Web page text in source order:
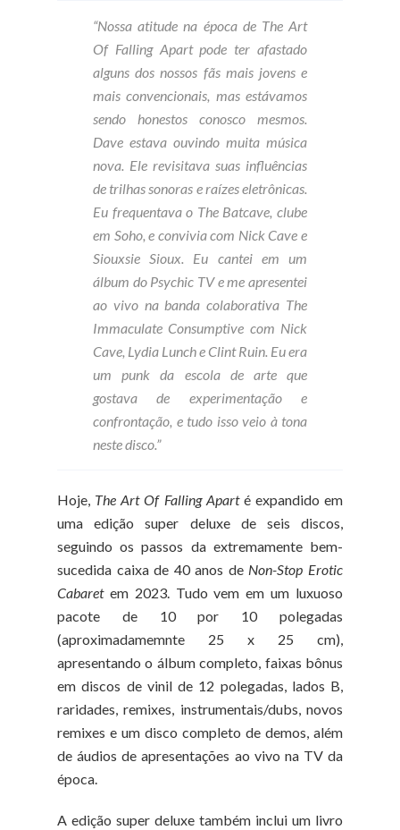
“Nossa atitude na época de The Art
Of Falling Apartpode ter afastado
alguns dos nossos fãs mais jovens e
mais convencionais, mas estávamos
sendo honestos conosco mesmos.
Dave estava ouvindo muita música
nova. Ele revisitava suas influências
de trilhas sonoras e raízes eletrônicas.
Eu frequentava o The Batcave, clube
em Soho, e convivia com Nick Cave e
Siouxsie Sioux. Eu cantei em um
álbum do Psychic TV e me apresentei
ao vivo na banda colaborativa The
Immaculate Consumptive com Nick
Cave, Lydia Lunch e Clint Ruin. Eu era
um punk da escola de arte que
gostava de experimentação e
confrontação, e tudo isso veio à tona
neste disco.”
Hoje, The Art Of Falling Aparté expandido em
uma edição super deluxe de seis discos,
seguindo os passos da extremamente bem-
sucedida caixa de 40 anos de Non-Stop Erotic
Cabaretem 2023. Tudo vem em um luxuoso
pacote de 10 por 10 polegadas
(aproximadamemnte 25 x 25 cm),
apresentando o álbum completo, faixas bônus
em discos de vinil de 12 polegadas, lados B,
raridades, remixes, instrumentais/dubs, novos
remixes e um disco completo de demos, além
de áudios de apresentações ao vivo na TV da
época.
A edição super deluxe também inclui um livro